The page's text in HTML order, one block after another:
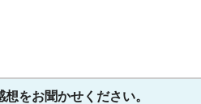
をお聞かせください。